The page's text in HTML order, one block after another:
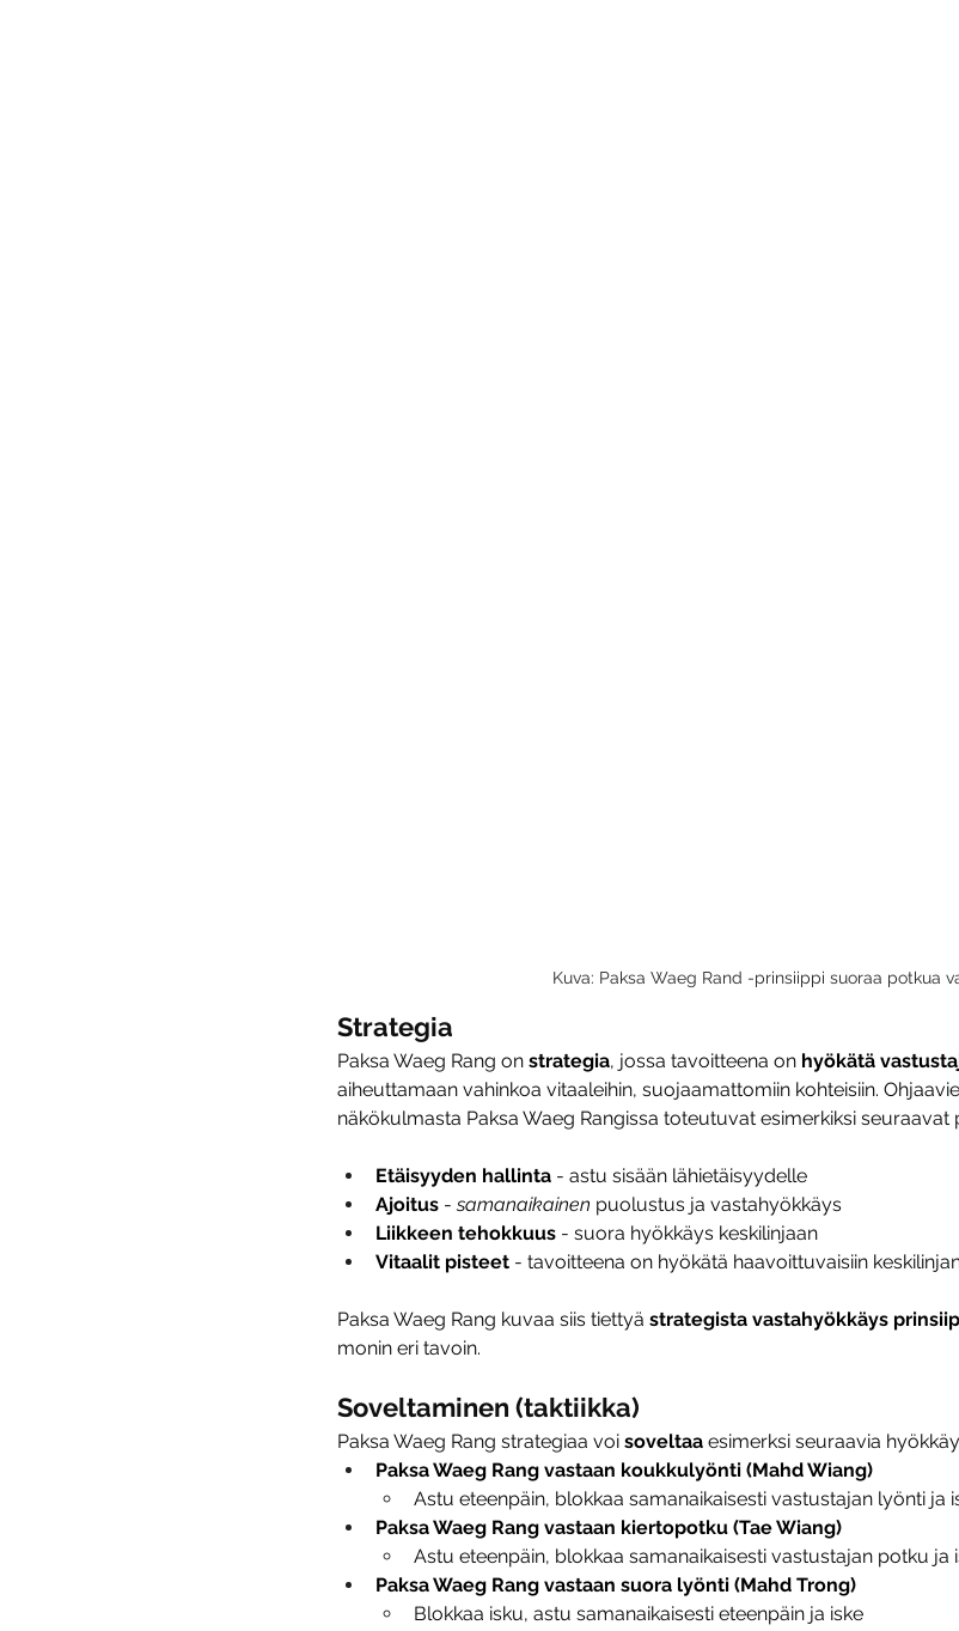
Kuva: Paksa Waeg Rand -prinsiippi suoraa potkua
Strategia
Paksa Waeg Rang on strategia, jossa tavoitteena on hyökätä
aiheuttamaan vahinkoa vitaaleihin, suojaamattomiin kohteisiin.
näkökulmasta Paksa Waeg Rangissa toteutuvat esimerkiksi seuraavat
Etäisyyden hallinta - astu sisään lähietäisyydelle
Ajoitus - samanaikainen puolustus ja vastahyökkäys
Liikkeen tehokkuus - suora hyökkäys keskilinjaan
Vitaalit pisteet - tavoitteena on hyökätä haavoittuvaisiin
Paksa Waeg Rang kuvaa siis tiettyä strategista vastahyökkäys
monin eri tavoin.
Soveltaminen (taktiikka)
Paksa Waeg Rang strategiaa voi soveltaa esimerksi seuraavia
Paksa Waeg Rang vastaan koukkulyönti (Mahd Wiang)
Astu eteenpäin, blokkaa samanaikaisesti vastustajan lyönti ja
Paksa Waeg Rang vastaan kiertopotku (Tae Wiang)
Astu eteenpäin, blokkaa samanaikaisesti vastustajan potku ja
Paksa Waeg Rang vastaan suora lyönti (Mahd Trong)
Blokkaa isku, astu samanaikaisesti eteenpäin ja iske